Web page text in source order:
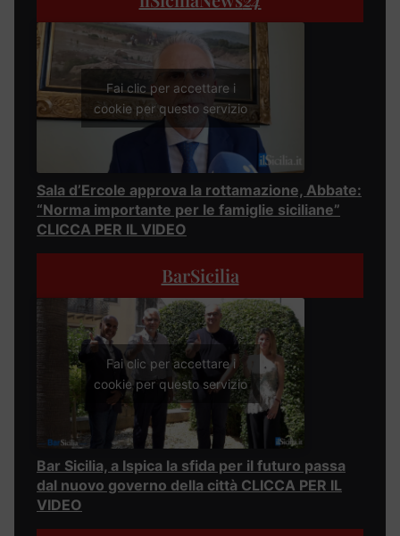
Fai clic per accettare i
cookie per questo servizio
Sala d’Ercole approva la rottamazione, Abbate:
“Norma importante per le famiglie siciliane”
CLICCA PER IL VIDEO
BarSicilia
Fai clic per accettare i
cookie per questo servizio
Bar Sicilia, a Ispica la sfida per il futuro passa
dal nuovo governo della città CLICCA PER IL
VIDEO